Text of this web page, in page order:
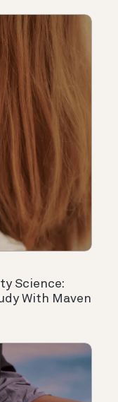
Science:
With Maven